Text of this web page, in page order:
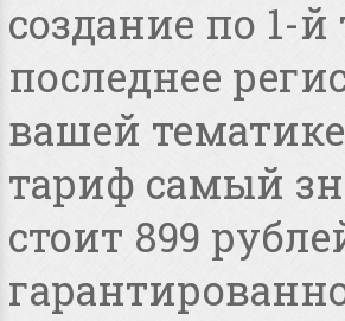
создание по 1-
последнее
вашей
тариф самый
стоит 899